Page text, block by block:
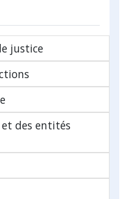
justice
et des entités